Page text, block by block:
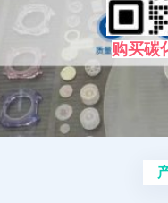
购买碳